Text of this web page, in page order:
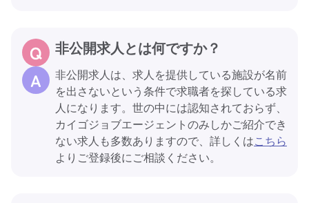
非公開求人とは何ですか？
非公開求人は、求人を提供している施設が名前
を出さないという条件で求職者を探している求
人になります。世の中には認知されておらず、
カイゴジョブエージェントのみしかご紹介でき
ない求人も多数ありますので、詳しくはこちら
よりご登録後にご相談ください。